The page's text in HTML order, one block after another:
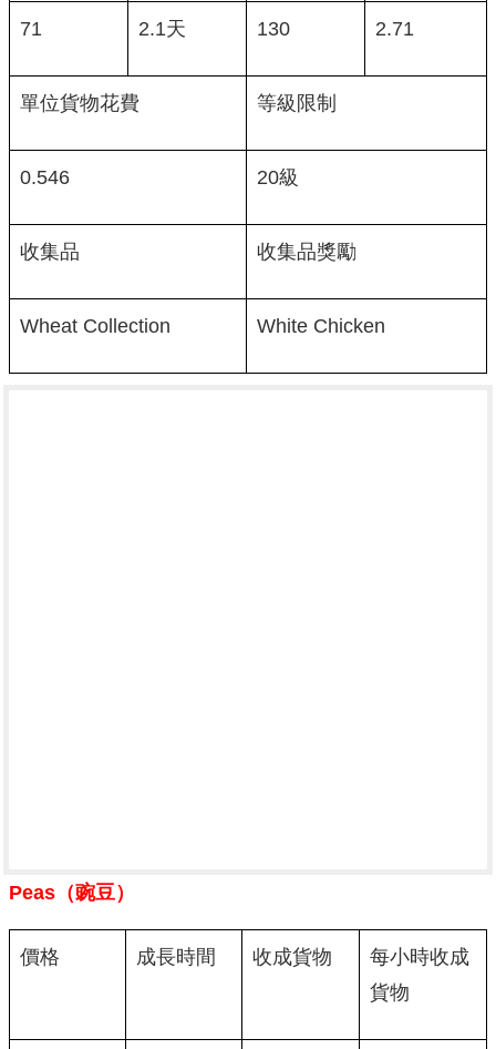
71 2.1天 130 2.71
單位貨物花費 等級限制
0.546 20級
收集品 收集品獎勵
Wheat Collection White Chicken
Peas（豌豆）
價格 成長時間 收成貨物
每小時收成
貨物